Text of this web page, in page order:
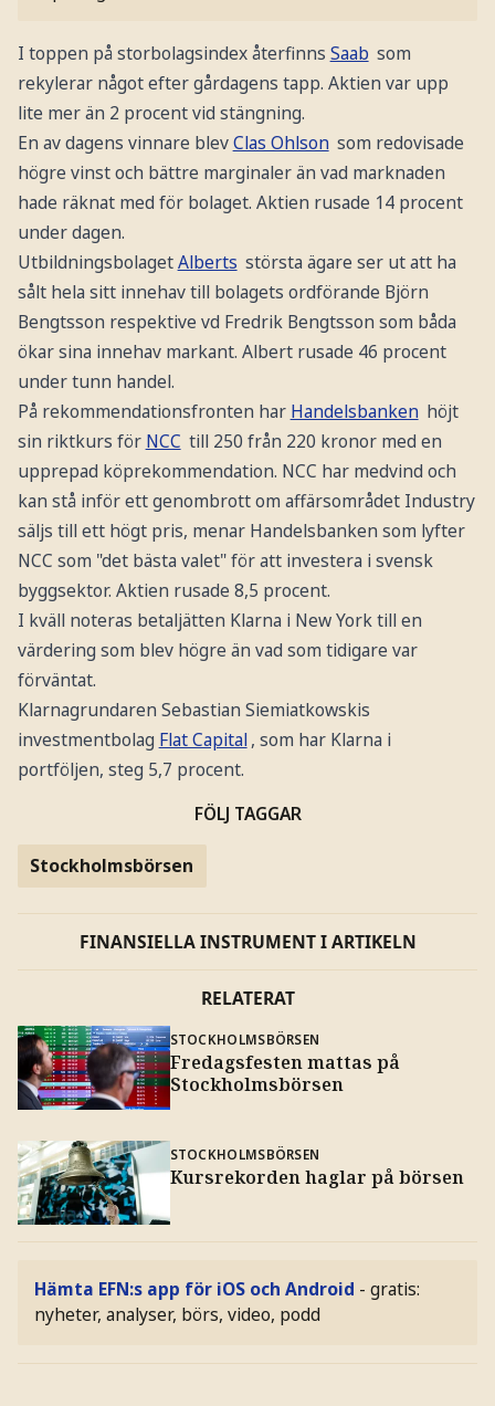
I toppen på storbolagsindex återfinns Saab som
rekylerar något efter gårdagens tapp. Aktien var upp
lite mer än 2 procent vid stängning.
En av dagens vinnare blevClas Ohlson som redovisade
högre vinst och bättre marginaler än vad marknaden
hade räknat med för bolaget. Aktien rusade 14 procent
under dagen.
UtbildningsbolagetAlberts största ägare ser ut att ha
sålt hela sitt innehav till bolagets ordförande Björn
Bengtsson respektive vd Fredrik Bengtsson som båda
ökar sina innehav markant. Albert rusade 46 procent
under tunn handel.
På rekommendationsfronten har Handelsbanken höjt
sin riktkurs för NCC till 250 från 220 kronor med en
upprepad köprekommendation. NCC har medvind och
kan stå inför ett genombrott om affärsområdet Industry
säljs till ett högt pris, menar Handelsbanken som lyfter
NCC som "det bästa valet" för att investera i svensk
byggsektor. Aktien rusade 8,5 procent.
I kväll noteras betaljätten Klarna i New York till en
värdering som blev högre än vad som tidigare var
förväntat.
Klarnagrundaren Sebastian Siemiatkowskis
investmentbolag Flat Capital , som har Klarna i
portföljen, steg 5,7 procent.
FÖLJ TAGGAR
Stockholmsbörsen
FINANSIELLA INSTRUMENT I ARTIKELN
RELATERAT
STOCKHOLMSBÖRSEN
Fredagsfesten mattas på
Stockholmsbörsen
STOCKHOLMSBÖRSEN
Kursrekorden haglar på börsen
Hämta EFN:s app för iOS och Android - gratis:
nyheter, analyser, börs, video, podd